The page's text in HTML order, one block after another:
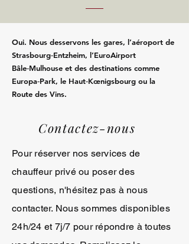
Oui. Nous desservons les gares, l’aéroport de
Strasbourg‑Entzheim, l’EuroAirport
Bâle‑Mulhouse et des destinations comme
Europa‑Park, le Haut‑Kœnigsbourg ou la
Route des Vins.
Contactez-nous
Pour réserver nos services de
chauffeur privé ou poser des
questions, n'hésitez pas à nous
contacter. Nous sommes disponibles
24h/24 et 7j/7 pour répondre à toutes